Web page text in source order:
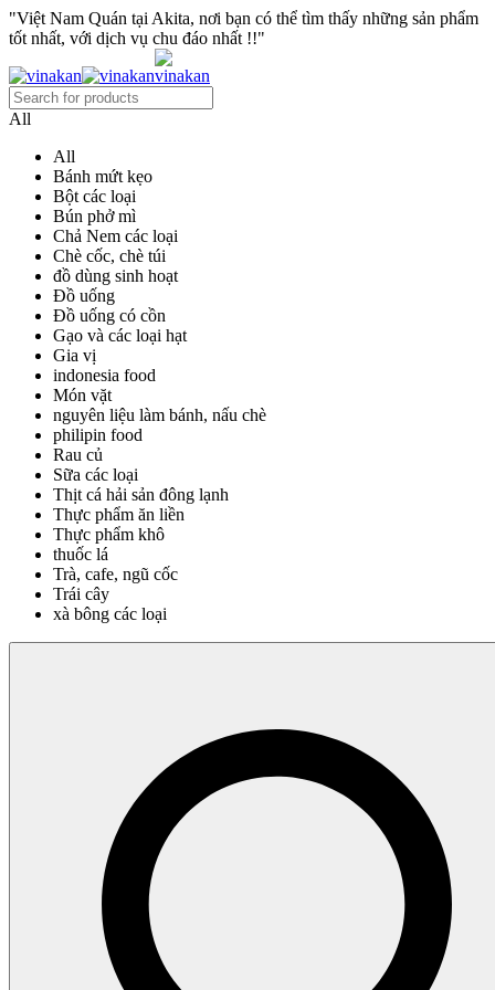
"Việt Nam Quán tại Akita, nơi bạn có thể tìm thấy những sản phẩm
tốt nhất, với dịch vụ chu đáo nhất !!"
All
All
Bánh mứt kẹo
Bột các loại
Bún phở mì
Chả Nem các loại
Chè cốc, chè túi
đồ dùng sinh hoạt
Đồ uống
Đồ uống có cồn
Gạo và các loại hạt
Gia vị
indonesia food
Món vặt
nguyên liệu làm bánh, nấu chè
philipin food
Rau củ
Sữa các loại
Thịt cá hải sản đông lạnh
Thực phẩm ăn liền
Thực phẩm khô
thuốc lá
Trà, cafe, ngũ cốc
Trái cây
xà bông các loại